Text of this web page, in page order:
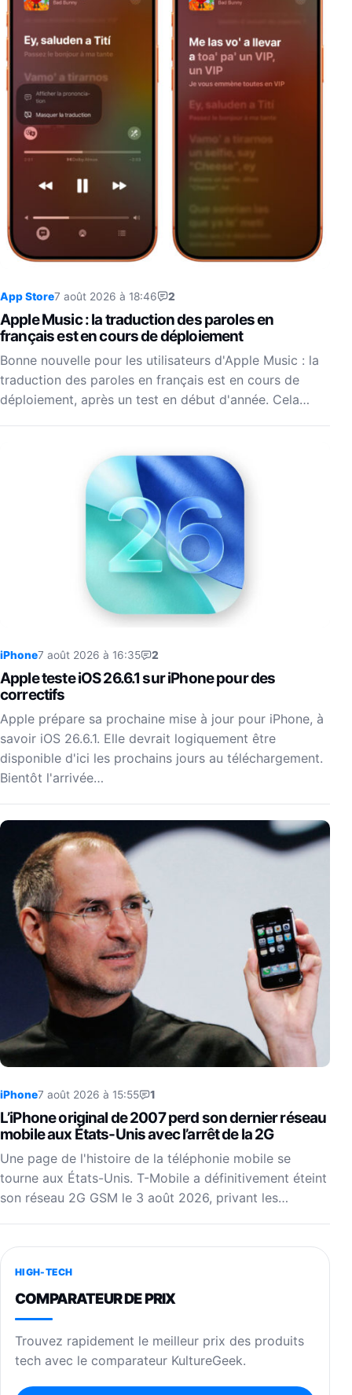
App Store7 août 2026 à 18:46 2
Apple Music : la traduction des paroles en
français est en cours de déploiement
Bonne nouvelle pour les utilisateurs d'Apple Music : la
traduction des paroles en français est en cours de
déploiement, après un test en début d'année. Cela…
iPhone7 août 2026 à 16:35 2
Apple teste iOS 26.6.1 sur iPhone pour des
correctifs
Apple prépare sa prochaine mise à jour pour iPhone, à
savoir iOS 26.6.1. Elle devrait logiquement être
disponible d'ici les prochains jours au téléchargement.
Bientôt l'arrivée…
iPhone7 août 2026 à 15:55 1
L’iPhone original de 2007 perd son dernier réseau
mobile aux États-Unis avec l’arrêt de la 2G
Une page de l'histoire de la téléphonie mobile se
tourne aux États-Unis. T-Mobile a définitivement éteint
son réseau 2G GSM le 3 août 2026, privant les…
HIGH-TECH
COMPARATEUR DE PRIX
Trouvez rapidement le meilleur prix des produits
tech avec le comparateur KultureGeek.